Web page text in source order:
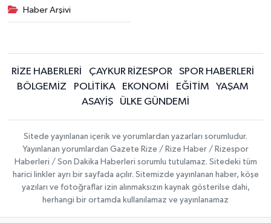
Haber Arşivi
RİZE HABERLERİ ÇAYKUR RİZESPOR
SPOR HABERLERİ
BÖLGEMİZ
POLİTİKA EKONOMİ EĞİTİM
YAŞAM
ASAYİŞ
ÜLKE GÜNDEMİ
Sitede yayınlanan içerik ve yorumlardan yazarları sorumludur.
Yayınlanan yorumlardan Gazete Rize / Rize Haber / Rizespor
Haberleri / Son Dakika Haberleri sorumlu tutulamaz. Sitedeki tüm
harici linkler ayrı bir sayfada açılır. Sitemizde yayınlanan haber, köşe
yazıları ve fotoğraflar izin alınmaksızın kaynak gösterilse dahi,
herhangi bir ortamda kullanılamaz ve yayınlanamaz